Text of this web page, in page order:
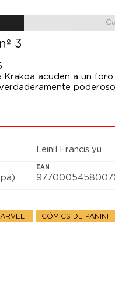
3
acuden a un
enemigo. !
Leinil Francis yu
EAN
CÓMICS DE PANINI